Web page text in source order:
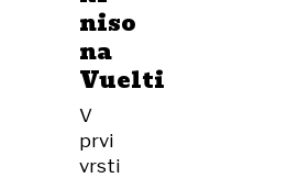
niso
na
Vuelti
V
prvi
vrsti